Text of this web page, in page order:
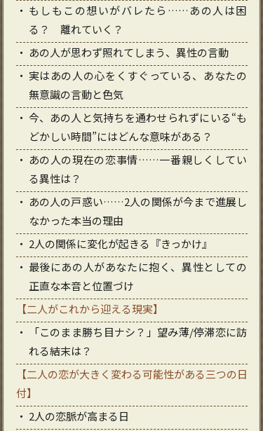
もしもこの想いがバレたら……あの人は困
る？ 離れていく？
あの人が思わず照れてしまう、異性の言動
実はあの人の心をくすぐっている、あなたの
無意識の言動と色気
今、あの人と気持ちを通わせられずにいる“も
どかしい時間”にはどんな意味がある？
あの人の現在の恋事情……一番親しくしてい
る異性は？
あの人の戸惑い……2人の関係が今まで進展し
なかった本当の理由
2人の関係に変化が起きる『きっかけ』
最後にあの人があなたに抱く、異性としての
正直な本音と位置づけ
【二人がこれから迎える現実】
「このまま勝ち目ナシ？」望み薄/停滞恋に訪
れる結末は？
【二人の恋が大きく変わる可能性がある三つの日
付】
2人の恋脈が高まる日